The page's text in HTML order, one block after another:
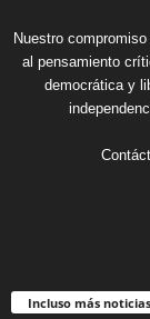
Nuestro
al pensamiento
democrática y
Incluso más noticias